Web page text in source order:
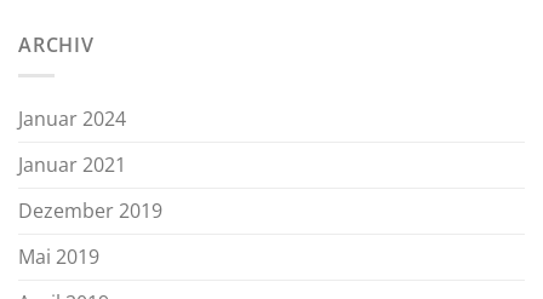
ARCHIV
Januar 2024
Januar 2021
Dezember 2019
Mai 2019